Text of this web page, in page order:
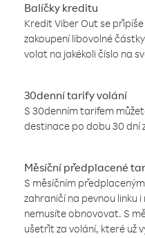
Balíčky kreditu
Kredit Viber Out se
zakoupení libovolné
volat na jakékoli číslo na
30denní tarify volání
S 30denním tarifem
destinace po dobu 30 dní
Měsíční předplacené
S měsíčním
zahraničí na pevnou linku i
nemusíte obnovovat. S
ušetřit za volání, které už